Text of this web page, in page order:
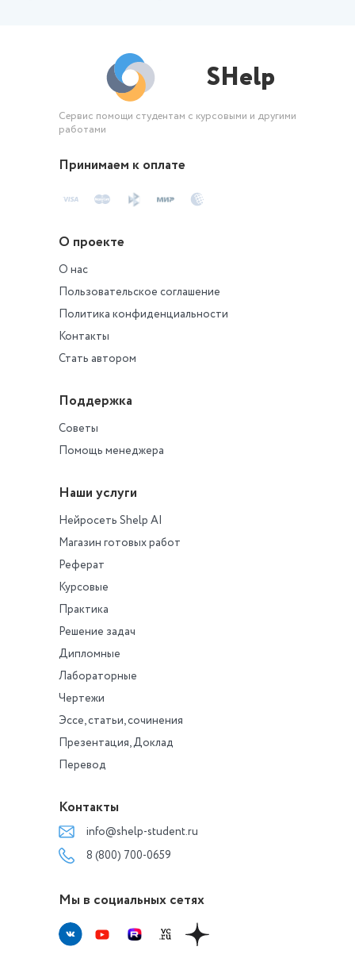
SHelp
Сервис помощи студентам с курсовыми и другими
работами
Принимаем к оплате
О проекте
О нас
Пользовательское соглашение
Политика конфиденциальности
Контакты
Стать автором
Поддержка
Советы
Помощь менеджера
Наши услуги
Нейросеть Shelp AI
Магазин готовых работ
Реферат
Курсовые
Практика
Решение задач
Дипломные
Лабораторные
Чертежи
Эссе, статьи, сочинения
Презентация, Доклад
Перевод
Контакты
info@shelp-student.ru
8 (800) 700-0659
Мы в социальных сетях